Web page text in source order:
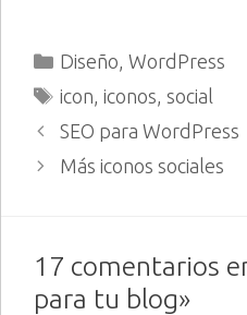
hoy en Smashing
magazine…
Categorías
Diseño WordPress
Etiquetas
icon iconos social
SEO para WordPress
Más iconos sociales
17 comentarios
para tu blog»